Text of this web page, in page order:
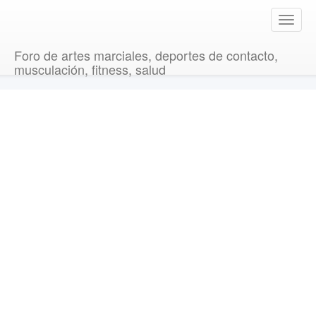
T
o
Foro de artes marciales, deportes de contacto,
musculación, fitness, salud